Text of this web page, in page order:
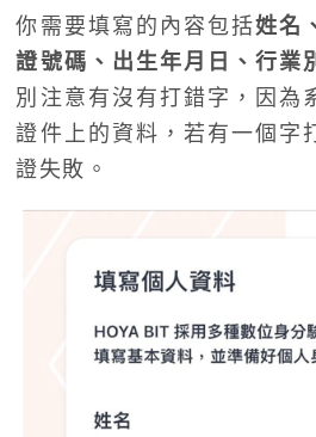
你需要填寫的內容包括姓名
證號碼、出生年月日、行業
別注意有沒有打錯字，因為
證件上的資料，若有一個字
證失敗。